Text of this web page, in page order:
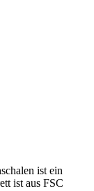
ist ein
ist aus FSC